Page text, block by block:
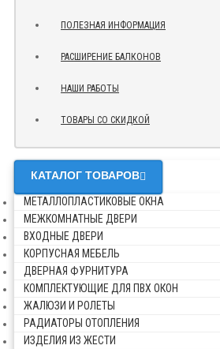
ПОЛЕЗНАЯ ИНФОРМАЦИЯ
РАСШИРЕНИЕ БАЛКОНОВ
НАШИ РАБОТЫ
ТОВАРЫ СО СКИДКОЙ
КАТАЛОГ ТОВАРОВ
МЕТАЛЛОПЛАСТИКОВЫЕ ОКНА
МЕЖКОМНАТНЫЕ ДВЕРИ
ВХОДНЫЕ ДВЕРИ
КОРПУСНАЯ МЕБЕЛЬ
ДВЕРНАЯ ФУРНИТУРА
КОМПЛЕКТУЮЩИЕ ДЛЯ ПВХ ОКОН
ЖАЛЮЗИ И РОЛЕТЫ
РАДИАТОРЫ ОТОПЛЕНИЯ
ИЗДЕЛИЯ ИЗ ЖЕСТИ